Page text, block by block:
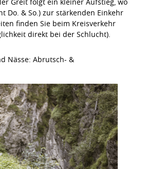
Do. & So.) zur stärkenden Einkehr
finden Sie beim Kreisverkehr
direkt bei der Schlucht).
Nässe: Abrutsch- &